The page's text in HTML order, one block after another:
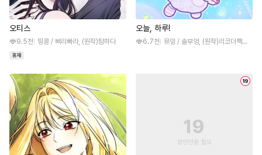
오티스
9.5천 띵콩 / 삐리빠라, (원작)탐하다
오늘, 하루!
6.7천 뮤잉 / 솔부엉, (원작)리코더팩토리